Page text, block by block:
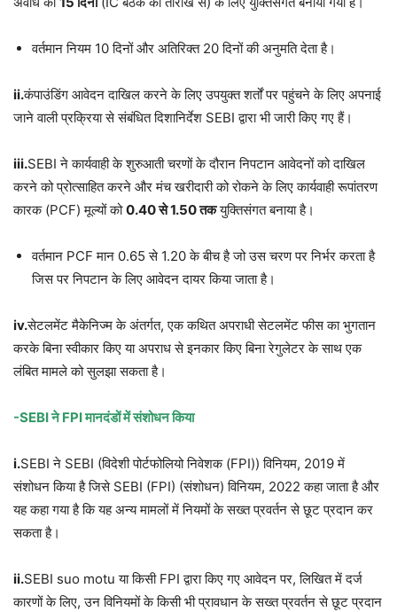
वर्तमान नियम 10 दिनों और अतिरिक्त 20 दिनों की अनुमति देता है।
ii.कंपाउंडिंग आवेदन दाखिल करने के लिए उपयुक्त शर्तों पर पहुंचने के लिए अपनाई
जाने वाली प्रक्रिया से संबंधित दिशानिर्देश SEBI द्वारा भी जारी किए गए हैं।
iii.SEBI ने कार्यवाही के शुरुआती चरणों के दौरान निपटान आवेदनों को दाखिल
करने को प्रोत्साहित करने और मंच खरीदारी को रोकने के लिए कार्यवाही रूपांतरण
कारक (PCF) मूल्यों को0.40 से 1.50 तकयुक्तिसंगत बनाया है।
वर्तमान PCF मान 0.65 से 1.20 के बीच है जो उस चरण पर निर्भर करता है
जिस पर निपटान के लिए आवेदन दायर किया जाता है।
iv.सेटलमेंट मैकेनिज्म के अंतर्गत, एक कथित अपराधी सेटलमेंट फीस का भुगतान
करके बिना स्वीकार किए या अपराध से इनकार किए बिना रेगुलेटर के साथ एक
लंबित मामले को सुलझा सकता है।
-SEBI ने FPI मानदंडों में संशोधन किया
i.SEBI ने SEBI (विदेशी पोर्टफोलियो निवेशक (FPI)) विनियम, 2019 में
संशोधन किया है जिसे SEBI (FPI) (संशोधन) विनियम, 2022 कहा जाता है और
यह कहा गया है कि यह अन्य मामलों में नियमों के सख्त प्रवर्तन से छूट प्रदान कर
सकता है।
ii.SEBI suo motu या किसी FPI द्वारा किए गए आवेदन पर, लिखित में दर्ज
कारणों के लिए, उन विनियमों के किसी भी प्रावधान के सख्त प्रवर्तन से छूट प्रदान